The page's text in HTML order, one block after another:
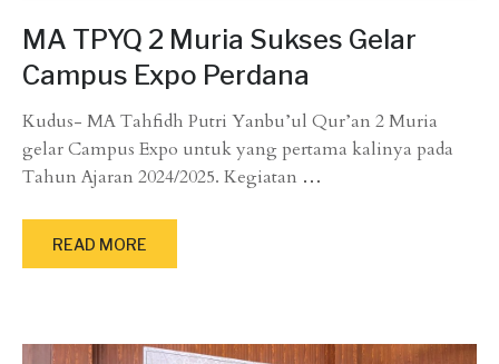
MA TPYQ 2 Muria Sukses Gelar
Campus Expo Perdana
Kudus- MA Tahfidh Putri Yanbu’ul Qur’an 2 Muria
gelar Campus Expo untuk yang pertama kalinya pada
Tahun Ajaran 2024/2025. Kegiatan …
READ MORE